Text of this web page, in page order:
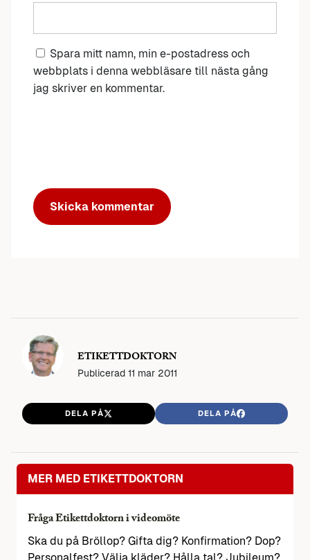
Spara mitt namn, min e-postadress och
webbplats i denna webbläsare till nästa gång
jag skriver en kommentar.
ETIKETTDOKTORN
Publicerad 11 mar 2011
DELA PÅ DELA PÅ
MER MED ETIKETTDOKTORN
Fråga Etikettdoktorn i videomöte
Ska du på Bröllop? Gifta dig? Konfirmation? Dop?